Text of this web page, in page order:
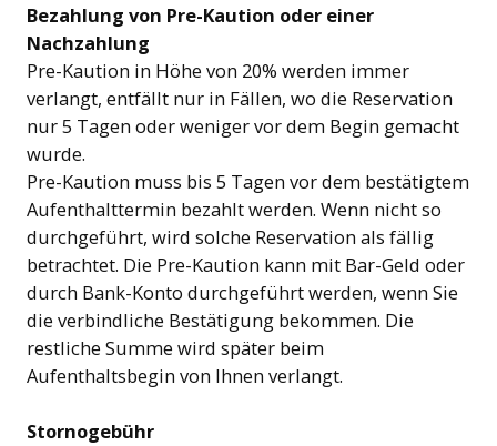
Bezahlung von Pre-Kaution oder einer
Nachzahlung
Pre-Kaution in Höhe von 20% werden immer
verlangt, entfällt nur in Fällen, wo die Reservation
nur 5 Tagen oder weniger vor dem Begin gemacht
wurde.
Pre-Kaution muss bis 5 Tagen vor dem bestätigtem
Aufenthalttermin bezahlt werden. Wenn nicht so
durchgeführt, wird solche Reservation als fällig
betrachtet. Die Pre-Kaution kann mit Bar-Geld oder
durch Bank-Konto durchgeführt werden, wenn Sie
die verbindliche Bestätigung bekommen. Die
restliche Summe wird später beim
Aufenthaltsbegin von Ihnen verlangt.
Stornogebühr